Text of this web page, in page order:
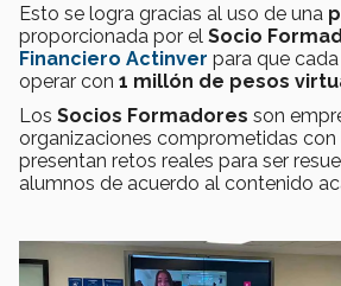
Esto se logra gracias al uso de una
proporcionada por el Socio
Financiero Actinver para que cada
operar con 1 millón de pesos
Los Socios Formadores son
organizaciones comprometidas con
presentan retos reales para ser
alumnos de acuerdo al contenido